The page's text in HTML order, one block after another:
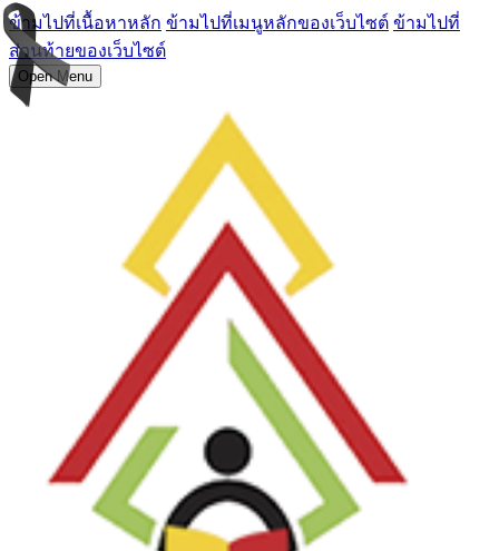
ข้ามไปที่เนื้อหาหลัก ข้ามไปที่เมนูหลักของเว็บไซต์ ข้ามไปที่
ส่วนท้ายของเว็บไซต์
Open Menu